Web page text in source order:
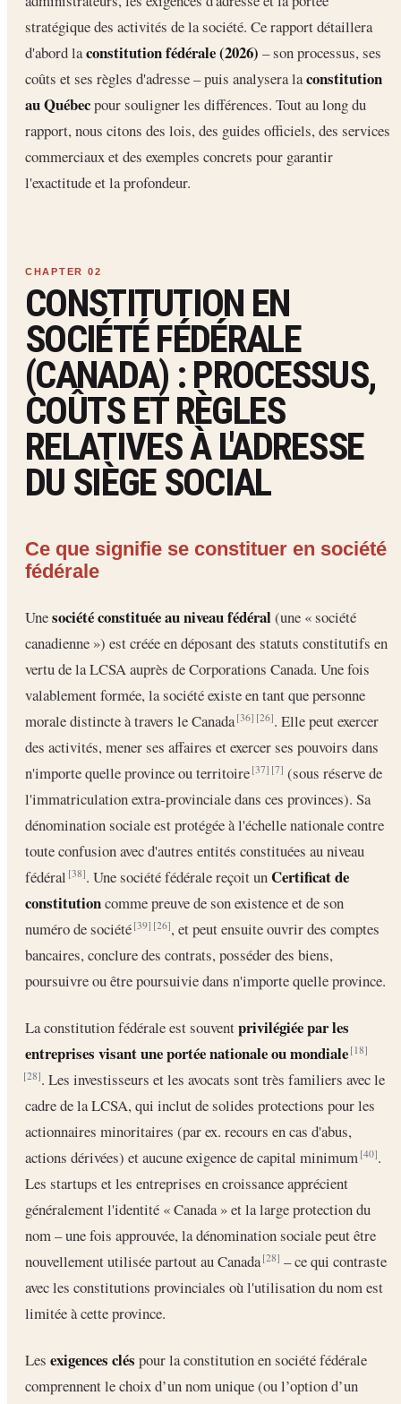
stratégique des activités de la société. Ce rapport détaillera
d'abord laconstitution fédérale (2026) – son processus, ses
coûts et ses règles d'adresse – puis analysera laconstitution
au Québecpour souligner les différences. Tout au long du
rapport, nous citons des lois, des guides officiels, des services
commerciaux et des exemples concrets pour garantir
l'exactitude et la profondeur.
CONSTITUTION EN
SOCIÉTÉ FÉDÉRALE
(CANADA) : PROCESSUS,
COÛTS ET RÈGLES
RELATIVES À L'ADRESSE
DU SIÈGE SOCIAL
Ce que signifie se constituer en société
fédérale
Unesociété constituée au niveau fédéral(une « société
canadienne ») est créée en déposant des statuts constitutifs en
vertu de la LCSA auprès de Corporations Canada. Une fois
valablement formée, la société existe en tant que personne
morale distincte à travers le Canada[36] [26]. Elle peut exercer
des activités, mener ses affaires et exercer ses pouvoirs dans
n'importe quelle province ou territoire[37] [7] (sous réserve de
l'immatriculation extra-provinciale dans ces provinces). Sa
dénomination sociale est protégée à l'échelle nationale contre
toute confusion avec d'autres entités constituées au niveau
fédéral[38]. Une société fédérale reçoit unCertificat de
constitutioncomme preuve de son existence et de son
numéro de société[39] [26], et peut ensuite ouvrir des comptes
bancaires, conclure des contrats, posséder des biens,
poursuivre ou être poursuivie dans n'importe quelle province.
La constitution fédérale est souventprivilégiée par les
entreprises visant une portée nationale ou mondiale [18]
[28]. Les investisseurs et les avocats sont très familiers avec le
cadre de la LCSA, qui inclut de solides protections pour les
actionnaires minoritaires (par ex. recours en cas d'abus,
actions dérivées) et aucune exigence de capital minimum[40].
Les startups et les entreprises en croissance apprécient
généralement l'identité « Canada » et la large protection du
nom – une fois approuvée, la dénomination sociale peut être
nouvellement utilisée partout au Canada[28] – ce qui contraste
avec les constitutions provinciales où l'utilisation du nom est
limitée à cette province.
Les exigences clés pour la constitution en société fédérale
comprennent le choix d’un nom unique (ou l’option d’un